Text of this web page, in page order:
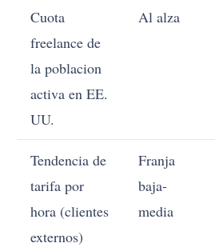
Cuota
freelance de
la poblacion
activa en EE.
UU.
Al alza
Tendencia de
tarifa por
hora (clientes
externos)
Franja
baja-
media